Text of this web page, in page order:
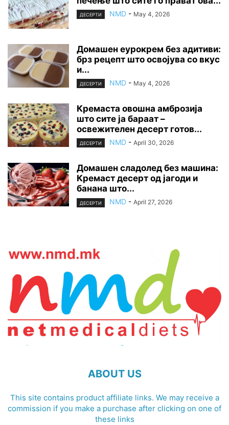
ДЕСЕРТИ NMD - May 4, 2026
Домашен еурокрем без адитиви:
брз рецепт што освојува со вкус
и...
ДЕСЕРТИ NMD - May 4, 2026
Кремаста овошна амброзија
што сите ја бараат –
освежителен десерт готов...
ДЕСЕРТИ NMD - April 30, 2026
Домашен сладолед без машина:
Кремаст десерт од јагоди и
банана што...
ДЕСЕРТИ NMD - April 27, 2026
ABOUT US
This site contains product affiliate links. We may receive a
commission if you make a purchase after clicking on one of
these links